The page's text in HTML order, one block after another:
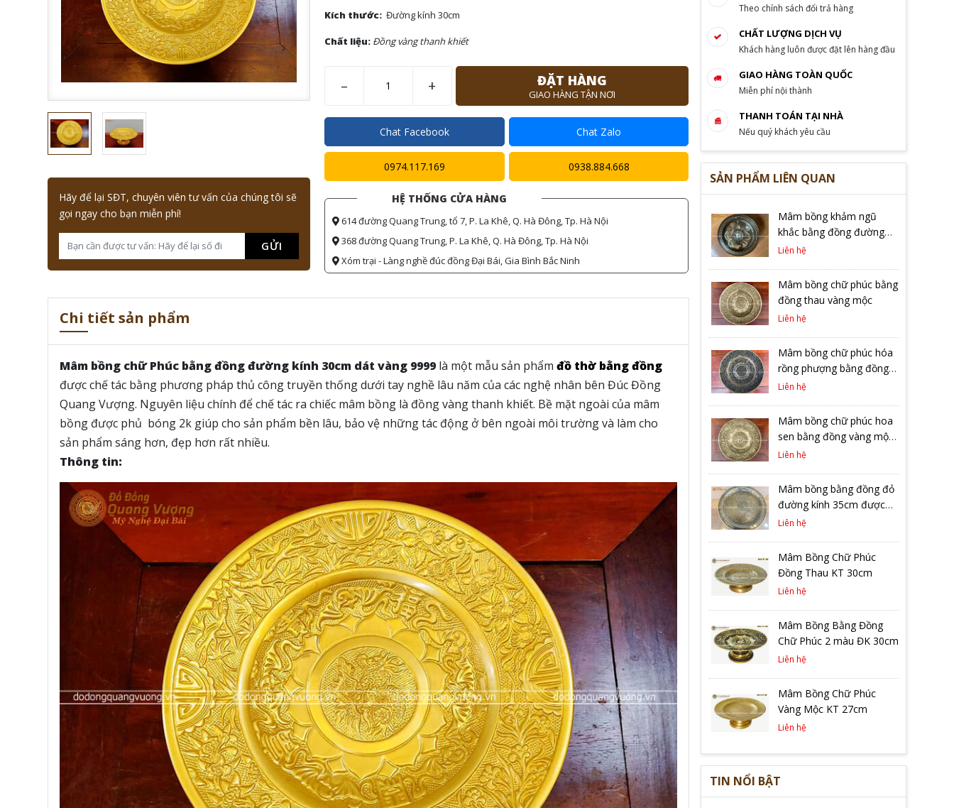
Hãy để lại SĐT, chuyên viên tư vấn của chúng tôi sẽ
gọi ngay cho bạn miễn phí!
GỬI
Kích thước: Đường kính 30cm
Chất liệu: Đồng vàng thanh khiết
– + ĐẶT HÀNG
GIAO HÀNG TẬN NƠI
Chat Facebook Chat Zalo
0974.117.169 0938.884.668
HỆ THỐNG CỬA HÀNG
614 đường Quang Trung, tổ 7, P. La Khê, Q. Hà Đông, Tp. Hà Nội
368 đường Quang Trung, P. La Khê, Q. Hà Đông, Tp. Hà Nội
Xóm trại - Làng nghề đúc đồng Đại Bái, Gia Bình Bắc Ninh
Chi tiết sản phẩm
Mâm bồng chữ Phúc bằng đồng đường kính 30cm dát vàng 9999 là một mẫu sản phẩm đồ thờ bằng đồng
được chế tác bằng phương pháp thủ công truyền thống dưới tay nghề lâu năm của các nghệ nhân bên Đúc Đồng
Quang Vượng. Nguyên liệu chính để chế tác ra chiếc mâm bồng là đồng vàng thanh khiết. Bề mặt ngoài của mâm
bồng được phủ bóng 2k giúp cho sản phẩm bền lâu, bảo vệ những tác động ở bên ngoài môi trường và làm cho
sản phẩm sáng hơn, đẹp hơn rất nhiều.
Thông tin:
Theo chính sách đổi trả hàng
CHẤT LƯỢNG DỊCH VỤ
Khách hàng luôn được đặt lên hàng đầu
GIAO HÀNG TOÀN QUỐC
Miễn phí nội thành
THANH TOÁN TẠI NHÀ
Nếu quý khách yêu cầu
SẢN PHẨM LIÊN QUAN
Mâm bồng khảm ngũ
khắc bằng đồng đường
kính 30cm
Liên hệ
Mâm bồng chữ phúc bằng
đồng thau vàng mộc
Liên hệ
Mâm bồng chữ phúc hóa
rồng phượng bằng đồng
hạ màu trầm cổ đường
Liên hệ
Mâm bồng chữ phúc hoa
sen bằng đồng vàng mộc
đường kính 30cm
Liên hệ
Mâm bồng bằng đồng đỏ
đường kính 35cm được
ám chữ Phúc hạ màu
Liên hệ
Mâm Bồng Chữ Phúc
Đồng Thau KT 30cm
Liên hệ
Mâm Bồng Bằng Đồng
Chữ Phúc 2 màu ĐK 30cm
Liên hệ
Mâm Bồng Chữ Phúc
Vàng Mộc KT 27cm
Liên hệ
TIN NỔI BẬT